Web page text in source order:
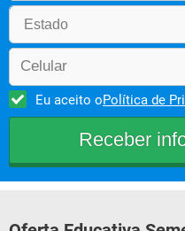
Eu aceito oPolítica de